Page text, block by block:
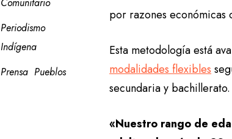
Periodismo
Indígena
Prensa Pueblos
por razones económicas
Esta metodología está
modalidades flexibles
secundaria y bachillerato.
«Nuestro rango de